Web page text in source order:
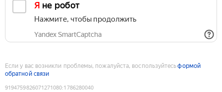
Я не робот
Нажмите, чтобы продолжить
Yandex SmartCaptcha
Если у вас возникли проблемы, пожалуйста, воспользуйтесьформой
обратной связи
9194759826071271080:1786280040